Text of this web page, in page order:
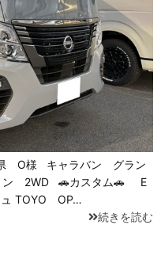
O様 キャラバン グラン
リン 2WD 🚗カスタム🚗 E
TOYO OP…
続きを読む